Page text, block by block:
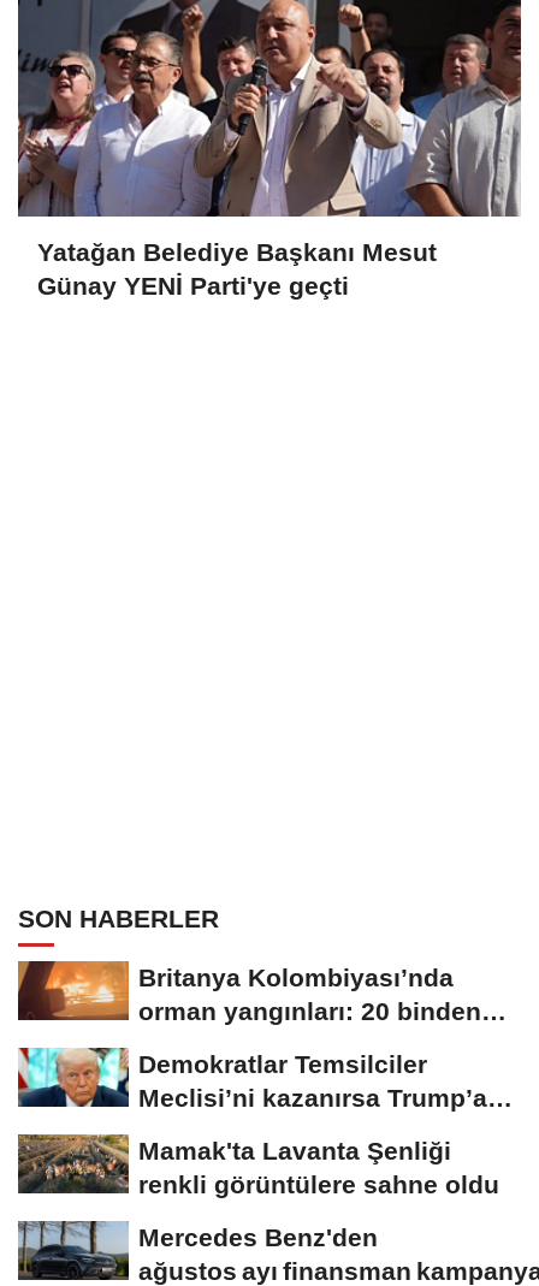
Yatağan Belediye Başkanı Mesut
Günay YENİ Parti'ye geçti
SON HABERLER
Britanya Kolombiyası’nda
orman yangınları: 20 binden
Demokratlar Temsilciler
Meclisi’ni kazanırsa Trump’a
Mamak'ta Lavanta Şenliği
renkli görüntülere sahne oldu
Mercedes Benz'den
ağustos ayı finansman